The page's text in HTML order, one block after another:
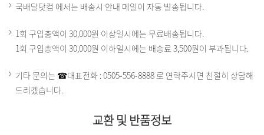
국배달닷컴 에서는 배송시 안내 메일이 자동 발송됩니다.
1회 구입총액이 30,000원 이상일시에는 무료배송됩니다.
1회 구입총액이 30,000원 이하일시에는 배송료 3,500원이 부과됩니다.
기타 문의는 ☎대표전화 : 0505-556-8888 로 연락주시면 친절히 상담해
드리겠습니다.
교환 및 반품정보